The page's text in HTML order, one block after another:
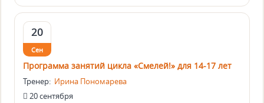
20
Сен
Программа занятий цикла «Смелей!» для 14-17 лет
Тренер: Ирина Пономарева
20 сентября